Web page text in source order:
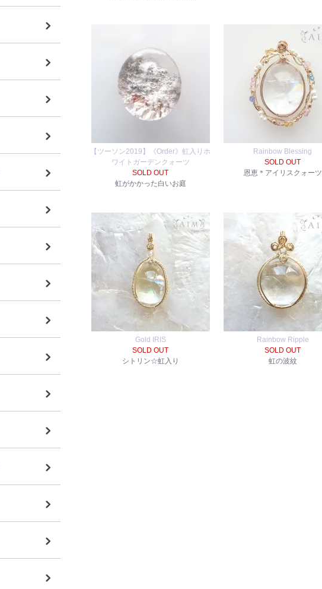
【ツーソン2019】《Order》虹入りホ
ワイトガーデンクォーツ
SOLD OUT
虹がかかった白いお庭
Rainbow Blessing
SOLD OUT
恩恵＊アイリスクォーツ
Gold IRIS
SOLD OUT
シトリン☆虹入り
Rainbow Ripple
SOLD OUT
虹の波紋